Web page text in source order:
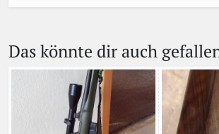
h
u
Das könnte dir auch